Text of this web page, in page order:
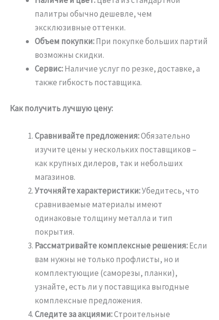
палитры обычно дешевле, чем
эксклюзивные оттенки.
Объем покупки:При покупке больших партий
возможны скидки.
Сервис:Наличие услуг по резке, доставке, а
также гибкость поставщика.
Как получить лучшую цену:
Сравнивайте предложения:Обязательно
изучите цены у нескольких поставщиков –
как крупных дилеров, так и небольших
магазинов.
Уточняйте характеристики:Убедитесь, что
сравниваемые материалы имеют
одинаковые толщину металла и тип
покрытия.
Рассматривайте комплексные решения:Если
вам нужны не только профлисты, но и
комплектующие (саморезы, планки),
узнайте, есть ли у поставщика выгодные
комплексные предложения.
Следите за акциями:Строительные